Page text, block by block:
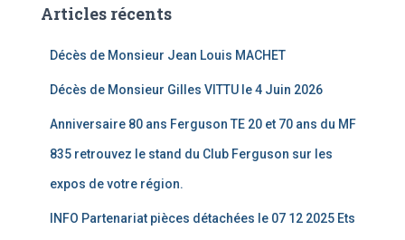
Articles récents
Décès de Monsieur Jean Louis MACHET
Décès de Monsieur Gilles VITTU le 4 Juin 2026
Anniversaire 80 ans Ferguson TE 20 et 70 ans du MF
835 retrouvez le stand du Club Ferguson sur les
expos de votre région.
INFO Partenariat pièces détachées le 07 12 2025 Ets